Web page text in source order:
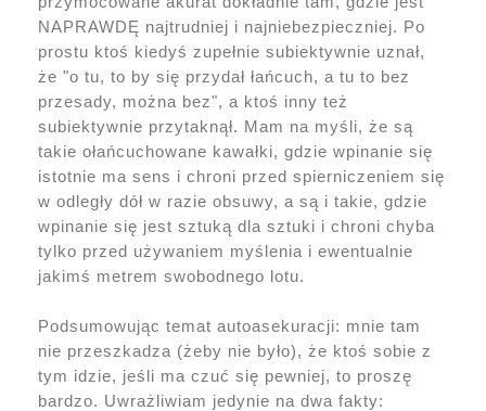
NAPRAWDĘ najtrudniej i najniebezpieczniej. Po
prostu ktoś kiedyś zupełnie subiektywnie uznał,
że "o tu, to by się przydał łańcuch, a tu to bez
przesady, można bez", a ktoś inny też
subiektywnie przytaknął. Mam na myśli, że są
takie ołańcuchowane kawałki, gdzie wpinanie się
istotnie ma sens i chroni przed spierniczeniem się
w odległy dół w razie obsuwy, a są i takie, gdzie
wpinanie się jest sztuką dla sztuki i chroni chyba
tylko przed używaniem myślenia i ewentualnie
jakimś metrem swobodnego lotu.
Podsumowując temat autoasekuracji: mnie tam
nie przeszkadza (żeby nie było), że ktoś sobie z
tym idzie, jeśli ma czuć się pewniej, to proszę
bardzo. Uwrażliwiam jedynie na dwa fakty: